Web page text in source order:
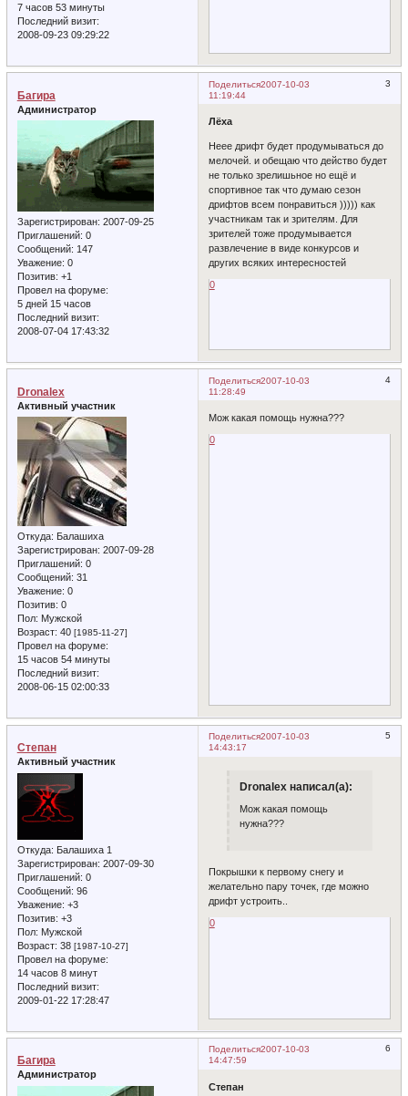
7 часов 53 минуты
Последний визит:
2008-09-23 09:29:22
Поделиться 3
2007-10-03
11:19:44
Багира
Администратор
Зарегистрирован: 2007-09-25
Приглашений: 0
Сообщений: 147
Уважение: 0
Позитив: +1
Провел на форуме:
5 дней 15 часов
Последний визит:
2008-07-04 17:43:32
Лёха
Неее дрифт будет продумываться до
мелочей. и обещаю что действо будет
не только зрелишьное но ещё и
спортивное так что думаю сезон
дрифтов всем понравиться ))))) как
участникам так и зрителям. Для
зрителей тоже продумывается
развлечение в виде конкурсов и
других всяких интересностей
0
Поделиться 4
2007-10-03
11:28:49
Dronalex
Активный участник
Откуда: Балашиха
Зарегистрирован: 2007-09-28
Приглашений: 0
Сообщений: 31
Уважение: 0
Позитив: 0
Пол: Мужской
Возраст: 40 [1985-11-27]
Провел на форуме:
15 часов 54 минуты
Последний визит:
2008-06-15 02:00:33
Мож какая помощь нужна???
0
Поделиться 5
2007-10-03
14:43:17
Степан
Активный участник
Откуда: Балашиха 1
Зарегистрирован: 2007-09-30
Приглашений: 0
Сообщений: 96
Уважение: +3
Позитив: +3
Пол: Мужской
Возраст: 38 [1987-10-27]
Провел на форуме:
14 часов 8 минут
Последний визит:
2009-01-22 17:28:47
Dronalex написал(а):
Мож какая помощь
нужна???
Покрышки к первому снегу и
желательно пару точек, где можно
дрифт устроить..
0
Поделиться 6
2007-10-03
14:47:59
Багира
Администратор
Степан